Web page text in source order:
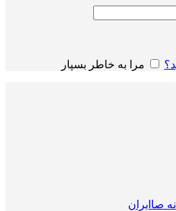
مرا به خاطر بسپار
صاایران